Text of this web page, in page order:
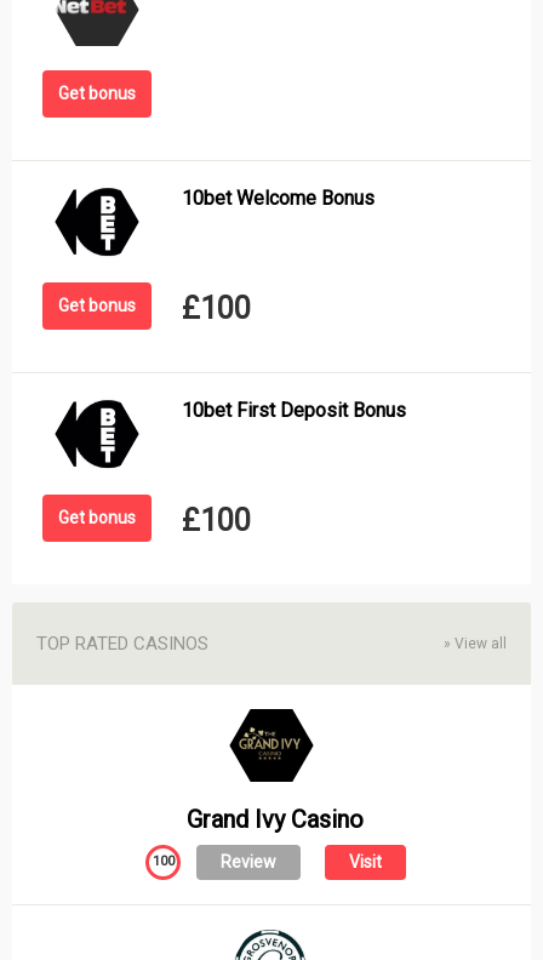
Get bonus
Get bonus
10bet Welcome Bonus
£100
Get bonus
10bet First Deposit Bonus
£100
» View all
TOP RATED CASINOS
Grand Ivy Casino
Visit
Review
100